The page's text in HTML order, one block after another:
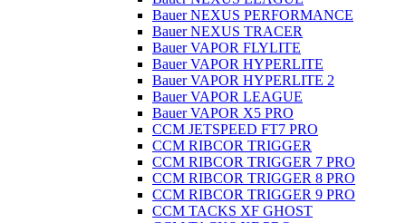
Bauer NEXUS PERFORMANCE
Bauer NEXUS TRACER
Bauer VAPOR FLYLITE
Bauer VAPOR HYPERLITE
Bauer VAPOR HYPERLITE 2
Bauer VAPOR LEAGUE
Bauer VAPOR X5 PRO
CCM JETSPEED FT7 PRO
CCM RIBCOR TRIGGER
CCM RIBCOR TRIGGER 7 PRO
CCM RIBCOR TRIGGER 8 PRO
CCM RIBCOR TRIGGER 9 PRO
CCM TACKS XF GHOST